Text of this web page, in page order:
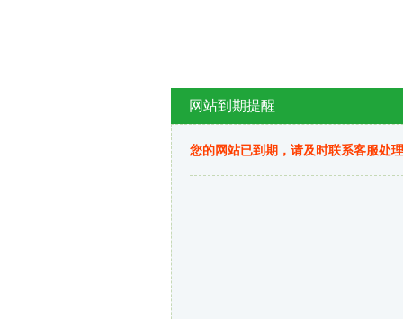
网站到期提醒
您的网站已到期，请及时联系客服处理